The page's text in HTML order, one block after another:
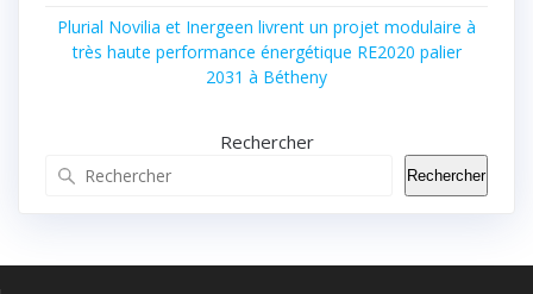
Plurial Novilia et Inergeen livrent un projet modulaire à
très haute performance énergétique RE2020 palier
2031 à Bétheny
Rechercher
Rechercher